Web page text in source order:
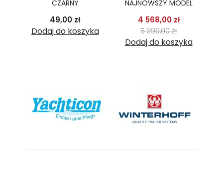
CZARNY
49,00 złCena
Dodaj do koszyka
NAJNOWSZY MODEL
4 568,00 złCena
5 399,00 złCena
Dodaj do koszyka